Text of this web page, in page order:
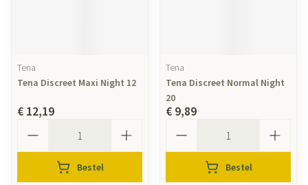
Tena
Tena Discreet Maxi Night 12
€ 12,19
Bestel
Tena
Tena Discreet Normal Night
20
€ 9,89
Bestel